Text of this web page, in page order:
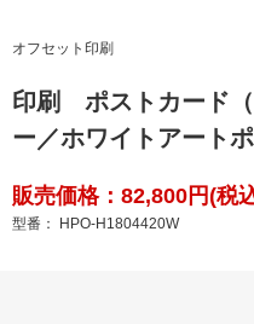
オフセット印刷
印刷 ポストカード
ー／ホワイトアート
販売価格：82,800円(税
型番： HPO-H1804420W